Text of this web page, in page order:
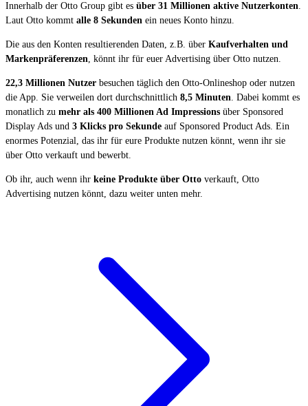
Innerhalb der Otto Group gibt es über 31 Millionen aktive Nutzerkonten.
Laut Otto kommt alle 8 Sekunden ein neues Konto hinzu.
Die aus den Konten resultierenden Daten, z.B. über Kaufverhalten und
Markenpräferenzen, könnt ihr für euer Advertising über Otto nutzen.
22,3 Millionen Nutzer besuchen täglich den Otto-Onlineshop oder nutzen
die App. Sie verweilen dort durchschnittlich 8,5 Minuten. Dabei kommt es
monatlich zu mehr als 400 Millionen Ad Impressions über Sponsored
Display Ads und 3 Klicks pro Sekunde auf Sponsored Product Ads. Ein
enormes Potenzial, das ihr für eure Produkte nutzen könnt, wenn ihr sie
über Otto verkauft und bewerbt.
Ob ihr, auch wenn ihr keine Produkte über Otto verkauft, Otto
Advertising nutzen könnt, dazu weiter unten mehr.